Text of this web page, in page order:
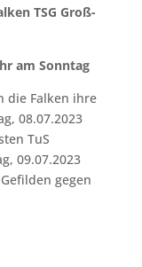
TSG Groß-
am Sonntag
die Falken ihre
08.07.2023
TuS
09.07.2023
gegen